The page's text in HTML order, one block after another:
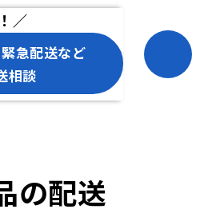
／
急配送など
相談
の配送